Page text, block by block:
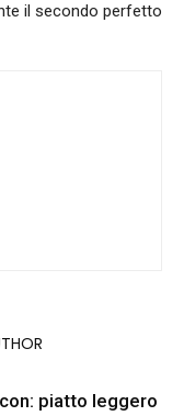
il secondo perfetto
piatto leggero